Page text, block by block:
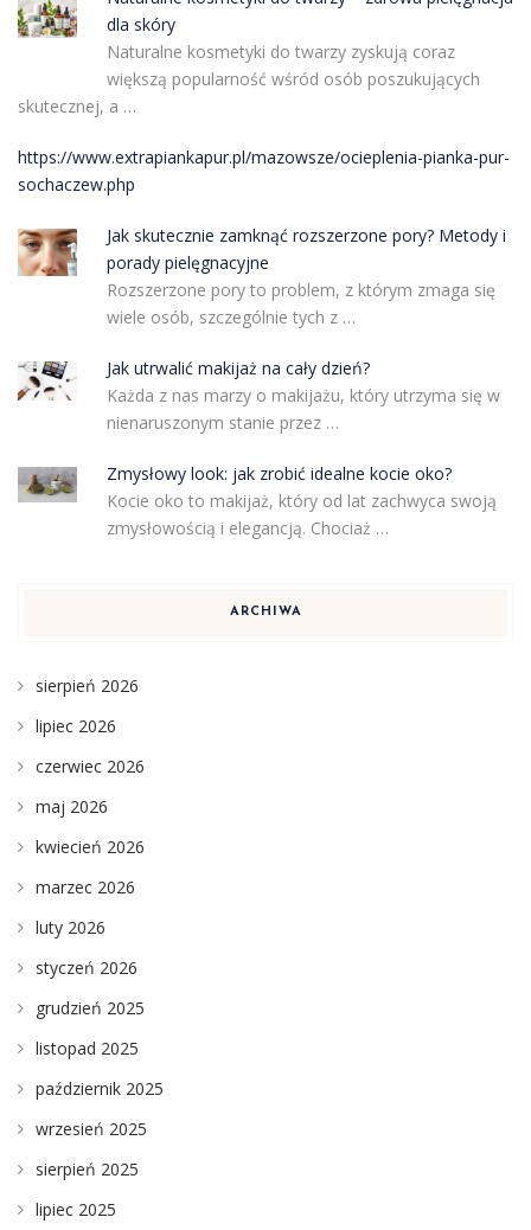
dla skóry
Naturalne kosmetyki do twarzy zyskują coraz
większą popularność wśród osób poszukujących
skutecznej, a …
https://www.extrapiankapur.pl/mazowsze/ocieplenia-pianka-pur-
sochaczew.php
Jak skutecznie zamknąć rozszerzone pory? Metody i
porady pielęgnacyjne
Rozszerzone pory to problem, z którym zmaga się
wiele osób, szczególnie tych z …
Jak utrwalić makijaż na cały dzień?
Każda z nas marzy o makijażu, który utrzyma się w
nienaruszonym stanie przez …
Zmysłowy look: jak zrobić idealne kocie oko?
Kocie oko to makijaż, który od lat zachwyca swoją
zmysłowością i elegancją. Chociaż …
ARCHIWA
sierpień 2026
lipiec 2026
czerwiec 2026
maj 2026
kwiecień 2026
marzec 2026
luty 2026
styczeń 2026
grudzień 2025
listopad 2025
październik 2025
wrzesień 2025
sierpień 2025
lipiec 2025